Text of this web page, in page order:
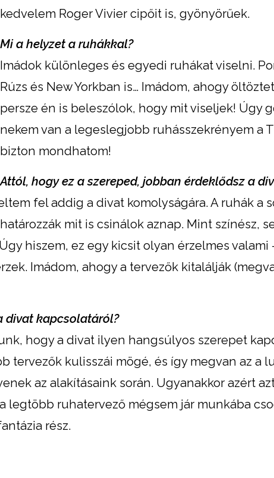
kedvelem Roger Vivier cipőit is, gyönyörűek.
Mi a helyzet a ruhákkal?
Imádok különleges és egyedi ruhákat viselni.
Rúzs és New Yorkban is… Imádom, ahogy
persze én is beleszólok, hogy mit viseljek! Úgy
nekem van a legeslegjobb ruhásszekrényem a
bizton mondhatom!
Attól, hogy ez a szereped, jobban érdeklődsz a
fel addig a divat komolyságára. A ruhák a
mit is csinálok aznap. Mint színész,
hiszem, ez egy kicsit olyan érzelmes valami
Imádom, ahogy a tervezők kitalálják
divat kapcsolatáról?
hogy a divat ilyen hangsúlyos szerepet
tervezők kulisszái mögé, és így megvan az a
az alakításaink során. Ugyanakkor azért
legtöbb ruhatervező mégsem jár munkába
rész.